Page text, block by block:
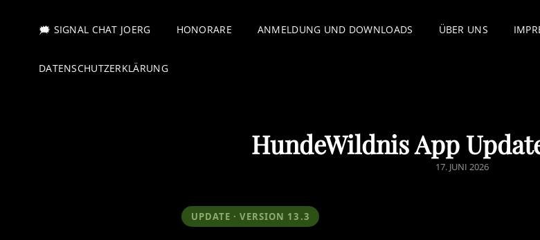
🗯 SIGNAL CHAT JOERG HONORARE ANMELDUNG UND DOWNLOADS ÜBER UNS
DATENSCHUTZERKLÄRUNG
HundeWildnis App
POSTED
17. JUNI 2026
UPDATE · VERSION 13.3